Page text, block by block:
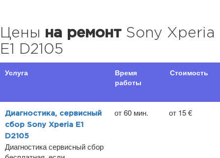
Цены на ремонтSony Xperia
E1 D2105
Услуга
Время
работы
Стоимость
Диагностика, сервисный
сбор Sony Xperia E1
D2105
Диагностика сервисный сбор
от 60 мин. от 15 €